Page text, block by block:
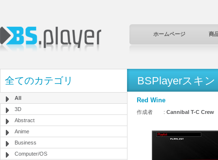
ホームページ 商
全てのカテゴリ
All
3D
Abstract
Anime
Business
Computer/OS
BSPlayerスキン
Red Wine
作成者 : Cannibal T-C Crew